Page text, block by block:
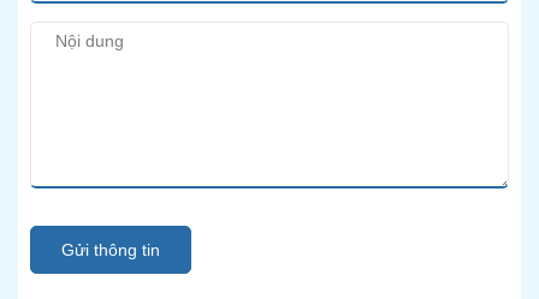
Gửi thông tin